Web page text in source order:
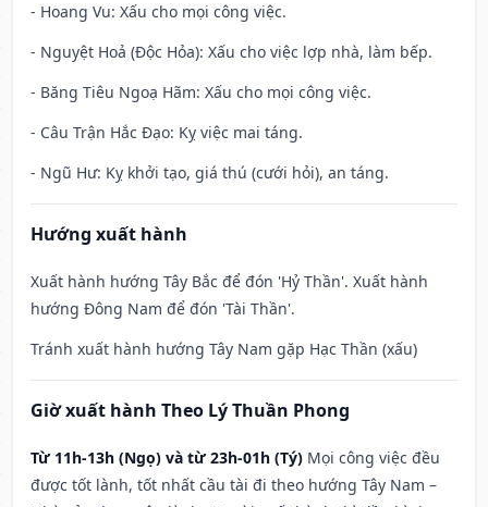
- Hoang Vu: Xấu cho mọi công việc.
- Nguyệt Hoả (Độc Hỏa): Xấu cho việc lợp nhà, làm bếp.
- Băng Tiêu Ngoạ Hãm: Xấu cho mọi công việc.
- Câu Trận Hắc Đạo: Kỵ việc mai táng.
- Ngũ Hư: Kỵ khởi tạo, giá thú (cưới hỏi), an táng.
Hướng xuất hành
Xuất hành hướng Tây Bắc để đón 'Hỷ Thần'. Xuất hành
hướng Đông Nam để đón 'Tài Thần'.
Tránh xuất hành hướng Tây Nam gặp Hạc Thần (xấu)
Giờ xuất hành Theo Lý Thuần Phong
Từ 11h-13h (Ngọ) và từ 23h-01h (Tý) Mọi công việc đều
được tốt lành, tốt nhất cầu tài đi theo hướng Tây Nam –